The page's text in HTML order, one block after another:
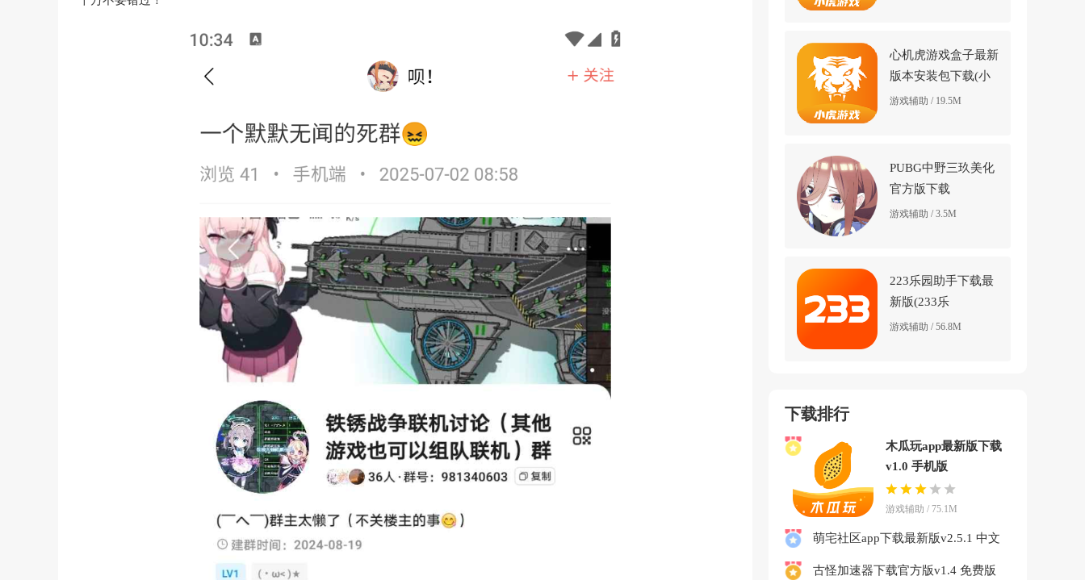
心机虎游戏盒子最新
版本安装包下载(小
虎游戏)v2.0.1 官方
游戏辅助 / 19.5M
PUBG中野三玖美化
官方版下载
v2.29.30.42 最新版
游戏辅助 / 3.5M
223乐园助手下载最
新版(233乐
园)v4.79.0.1-
游戏辅助 / 56.8M
下载排行
木瓜玩app最新版下载
v1.0 手机版
游戏辅助 / 75.1M
萌宅社区app下载最新版v2.5.1 中文
古怪加速器下载官方版v1.4 免费版